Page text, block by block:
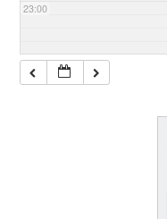
23:00